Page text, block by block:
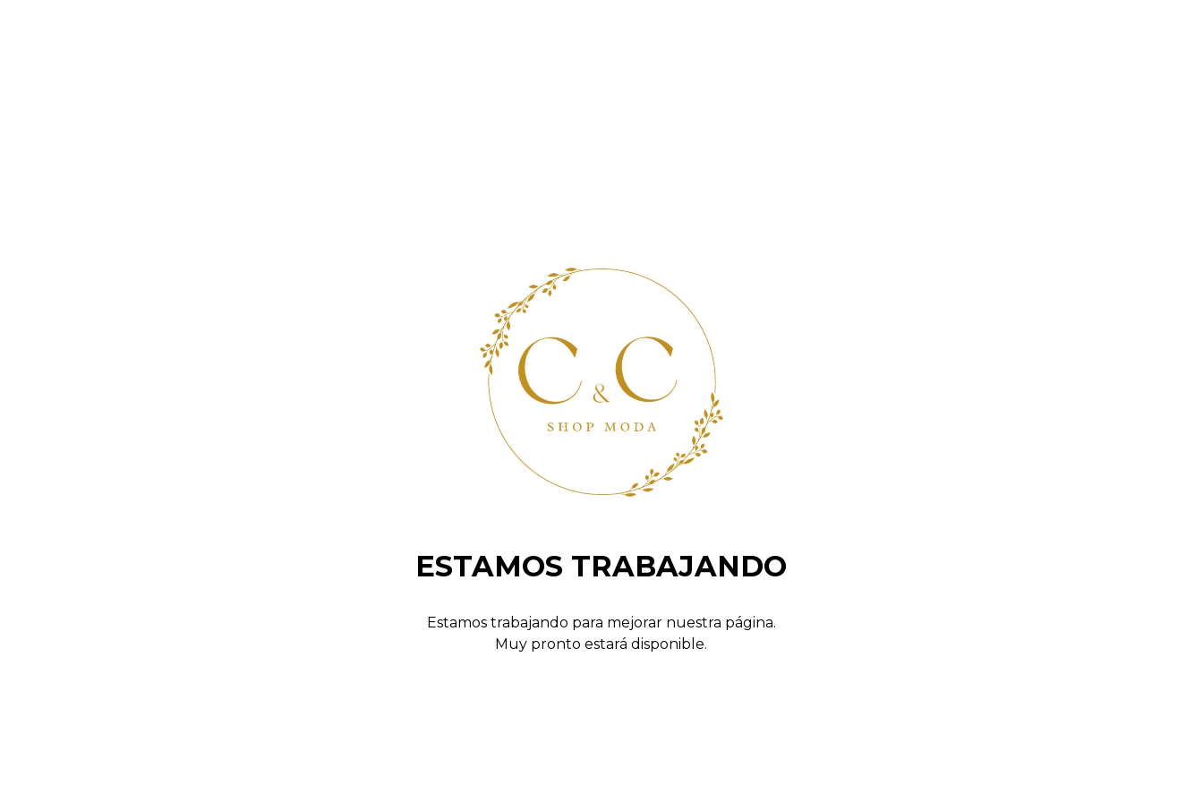
ESTAMOS TRABAJANDO
Estamos trabajando para mejorar nuestra página.
Muy pronto estará disponible.